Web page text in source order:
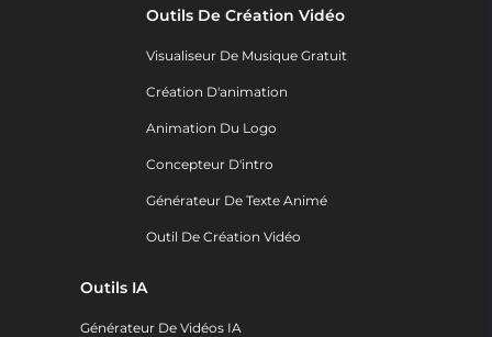
Outils De Création Vidéo
Visualiseur De Musique Gratuit
Création D'animation
Animation Du Logo
Concepteur D'intro
Générateur De Texte Animé
Outil De Création Vidéo
Outils IA
Générateur De Vidéos IA